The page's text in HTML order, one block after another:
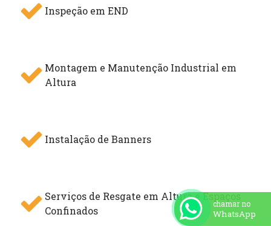
Inspeção em END
Montagem e Manutenção Industrial em
Altura
Instalação de Banners
Serviços de Resgate em Altura e Espaços
Confinados
chamar no
WhatsApp